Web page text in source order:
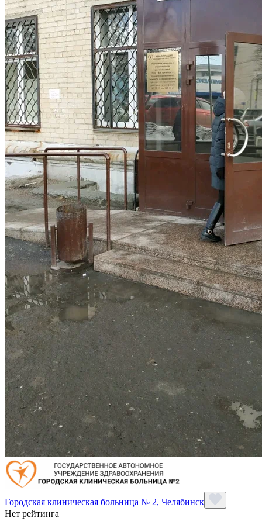
Городская клиническая больница № 2, Челябинск
Нет рейтинга